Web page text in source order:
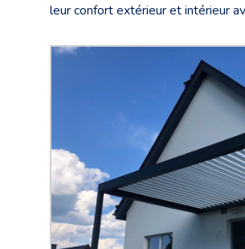
leur confort extérieur et intérieur